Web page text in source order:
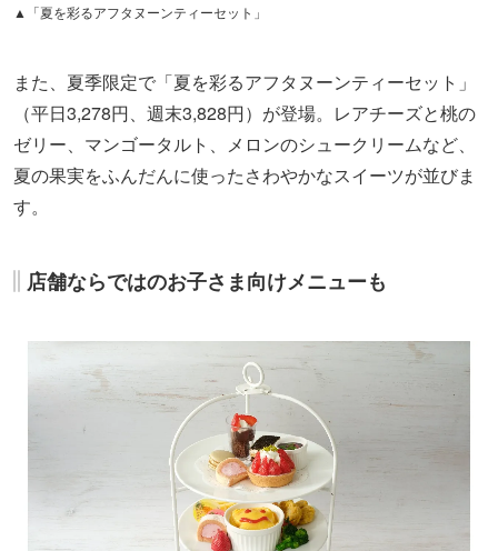
▲「夏を彩るアフタヌーンティーセット」
また、夏季限定で「夏を彩るアフタヌーンティーセット」
（平日3,278円、週末3,828円）が登場。レアチーズと桃の
ゼリー、マンゴータルト、メロンのシュークリームなど、
夏の果実をふんだんに使ったさわやかなスイーツが並びま
す。
店舗ならではのお子さま向けメニューも